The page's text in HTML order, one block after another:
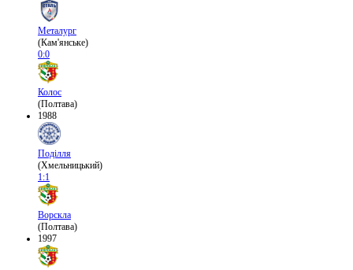
Металург
(Кам'янське)
0:0
Колос
(Полтава)
1988
Поділля
(Хмельницький)
1:1
Ворскла
(Полтава)
1997